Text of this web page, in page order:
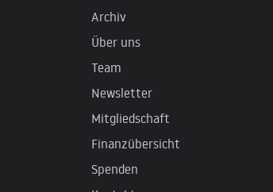
Archiv
Über uns
Team
Newsletter
Mitgliedschaft
Finanzübersicht
Spenden